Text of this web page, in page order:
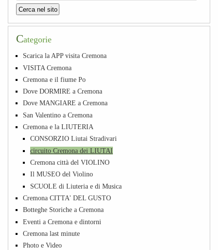
Categorie
Scarica la APP visita Cremona
VISITA Cremona
Cremona e il fiume Po
Dove DORMIRE a Cremona
Dove MANGIARE a Cremona
San Valentino a Cremona
Cremona e la LIUTERIA
CONSORZIO Liutai Stradivari
circuito Cremona dei LIUTAI
Cremona città del VIOLINO
Il MUSEO del Violino
SCUOLE di Liuteria e di Musica
Cremona CITTA' DEL GUSTO
Botteghe Storiche a Cremona
Eventi a Cremona e dintorni
Cremona last minute
Photo e Video